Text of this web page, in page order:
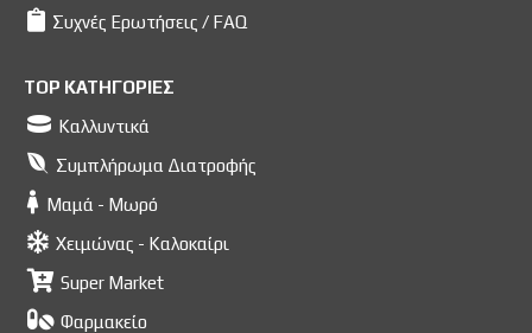
Συχνές Ερωτήσεις / FAQ
TOP ΚΑΤΗΓΟΡΙΕΣ
Καλλυντικά
Συμπλήρωμα Διατροφής
Μαμά - Μωρό
Χειμώνας - Καλοκαίρι
Super Market
Φαρμακείο